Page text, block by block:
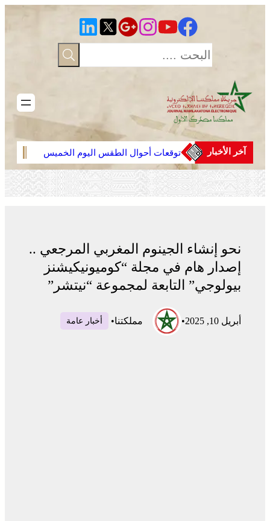
آخر الأخبار
توقعات أحوال الطقس اليوم الخميس
بالمغرب
نحو إنشاء الجينوم المغربي المرجعي ..
إصدار هام في مجلة “كوميونيكيشنز
بيولوجي” التابعة لمجموعة “نيتشر”
أبريل 10, 2025 • مملكتنا• أخبار عامة